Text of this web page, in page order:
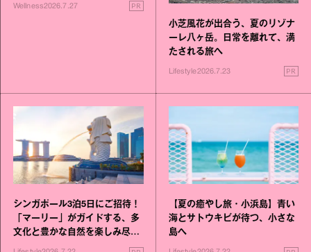
Wellness2026.7.27 PR
小芝風花が出合う、夏のリゾナ
ーレ八ヶ岳。日常を離れて、満
たされる旅へ
Lifestyle2026.7.23 PR
シンガポール3泊5日にご招待！
「マーリー」がガイドする、多
文化と豊かな自然を楽しみ尽く
【夏の癒やし旅・小浜島】青い
海とサトウキビが待つ、小さな
島へ